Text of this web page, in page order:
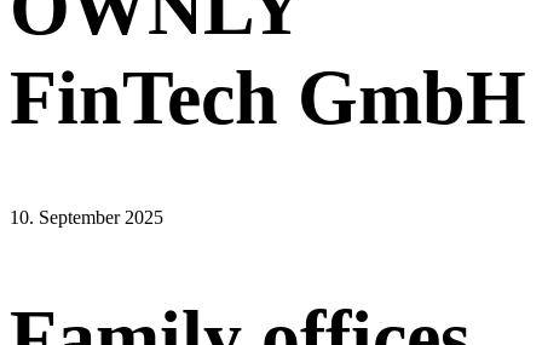
FinTech GmbH
10. September 2025